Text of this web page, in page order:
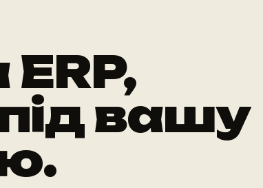
вашу